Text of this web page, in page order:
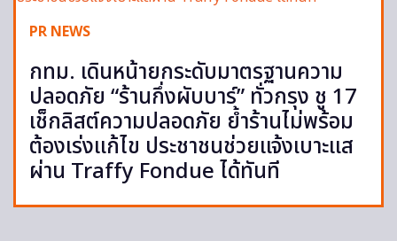
PR NEWS
กทม. เดินหน้ายกระดับมาตรฐานความ
ปลอดภัย “ร้านกึ่งผับบาร์” ทั่วกรุง ชู 17
เช็กลิสต์ความปลอดภัย ย้ำร้านไม่พร้อม
ต้องเร่งแก้ไข ประชาชนช่วยแจ้งเบาะแส
ผ่าน Traffy Fondue ได้ทันที